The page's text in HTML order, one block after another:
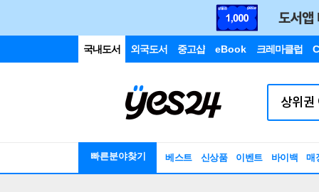
국내도서 외국도서 중고샵 eBook 크레마클럽
빠른분야찾기 베스트 신상품 이벤트 바이백 매